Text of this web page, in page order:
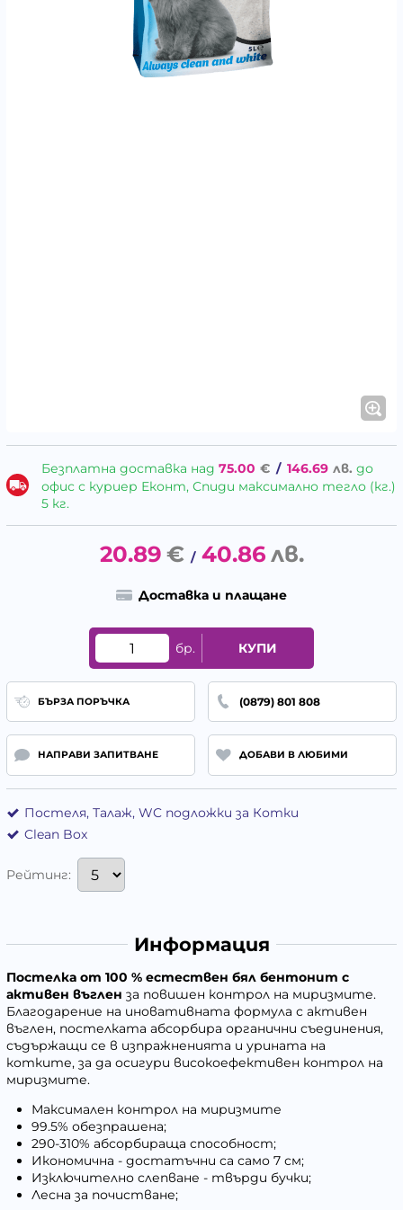
Безплатна доставка над 75.00 € / 146.69 лв. до
офис с куриер Еконт, Спиди максимално тегло (кг.)
5 кг.
20.89 € / 40.86 лв.
Доставка и плащане
бр. КУПИ
БЪРЗА ПОРЪЧКА (0879) 801 808
НАПРАВИ ЗАПИТВАНЕ ДОБАВИ В ЛЮБИМИ
Постеля, Талаж, WC подложки за Котки
Clean Box
Рейтинг:
Информация
Постелка от 100 % естествен бял бентонит с
активен въглен за повишен контрол на миризмите.
Благодарение на иновативната формула с активен
въглен, постелката абсорбира органични съединения,
съдържащи се в изпражненията и урината на
котките, за да осигури високоефективен контрол на
миризмите.
Максимален контрол на миризмите
99.5% обезпрашена;
290-310% абсорбираща способност;
Икономична - достатъчни са само 7 см;
Изключително слепване - твърди бучки;
Лесна за почистване;